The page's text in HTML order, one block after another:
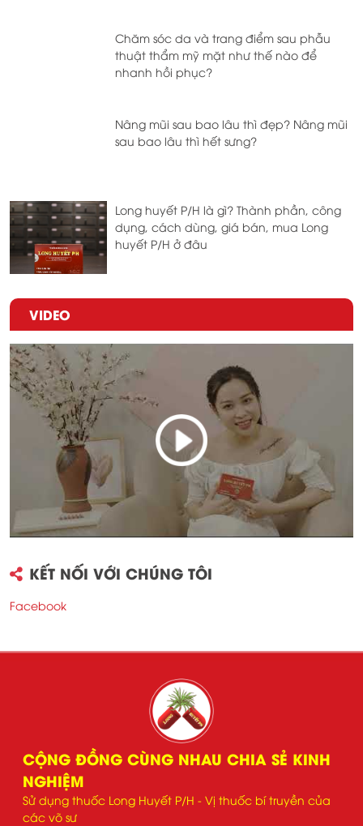
Chăm sóc da và trang điểm sau phẫu
thuật thẩm mỹ mặt như thế nào để
nhanh hồi phục?
Nâng mũi sau bao lâu thì đẹp? Nâng mũi
sau bao lâu thì hết sưng?
Long huyết P/H là gì? Thành phần, công
dụng, cách dùng, giá bán, mua Long
huyết P/H ở đâu
VIDEO
KẾT NỐI VỚI CHÚNG TÔI
Facebook
CỘNG ĐỒNG CÙNG NHAU CHIA SẺ KINH
NGHIỆM
Sử dụng thuốc Long Huyết P/H - Vị thuốc bí truyền của
các võ sư